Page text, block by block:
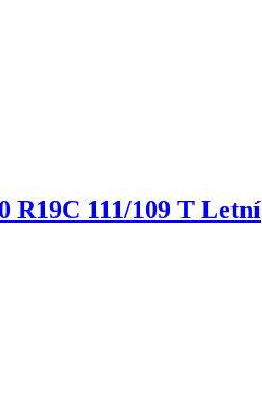
R19C 111/109 T Letní